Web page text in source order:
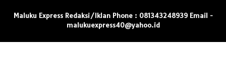
Maluku Express Redaksi/Iklan Phone : 081343248939 Email -
malukuexpress40@yahoo.id